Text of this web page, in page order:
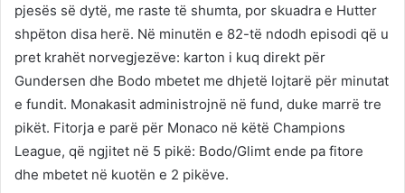
pjesës së dytë, me raste të shumta, por skuadra e Hutter
shpëton disa herë. Në minutën e 82-të ndodh episodi që u
pret krahët norvegjezëve: karton i kuq direkt për
Gundersen dhe Bodo mbetet me dhjetë lojtarë për minutat
e fundit. Monakasit administrojnë në fund, duke marrë tre
pikët. Fitorja e parë për Monaco në këtë Champions
League, që ngjitet në 5 pikë: Bodo/Glimt ende pa fitore
dhe mbetet në kuotën e 2 pikëve.